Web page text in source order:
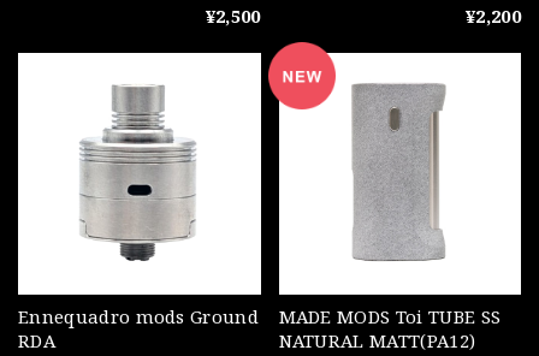
¥2,500
¥2,200
Ennequadro mods Ground
RDA
MADE MODS Toi TUBE SS
NATURAL MATT(PA12)